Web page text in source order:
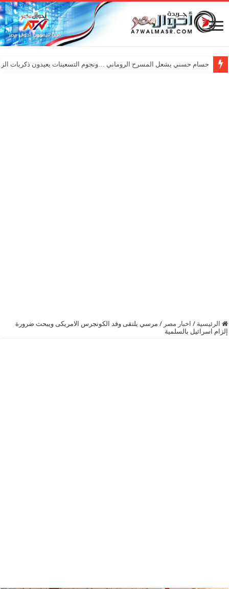
حسام حسني يشعل المسرح الروماني …ونجوم التسعينات يعيدون ذكريات
الرئيسية / اخبار مصر / مرسي يلتقى وفد الكونجرس الامريكى ويبحث ضرورة
إلزام اسرائيل بالسلمية